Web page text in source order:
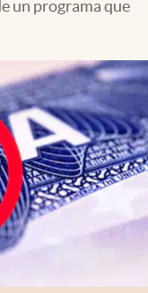
un programa que